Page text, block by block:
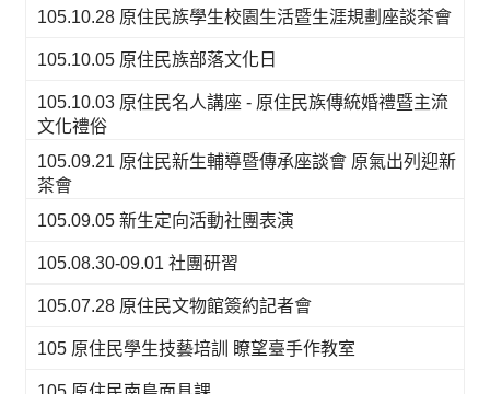
105.10.28 原住民族學生校園生活暨生涯規劃座談茶會
105.10.05 原住民族部落文化日
105.10.03 原住民名人講座 - 原住民族傳統婚禮暨主流
文化禮俗
105.09.21 原住民新生輔導暨傳承座談會 原氣出列迎新
茶會
105.09.05 新生定向活動社團表演
105.08.30-09.01 社團研習
105.07.28 原住民文物館簽約記者會
105 原住民學生技藝培訓 瞭望臺手作教室